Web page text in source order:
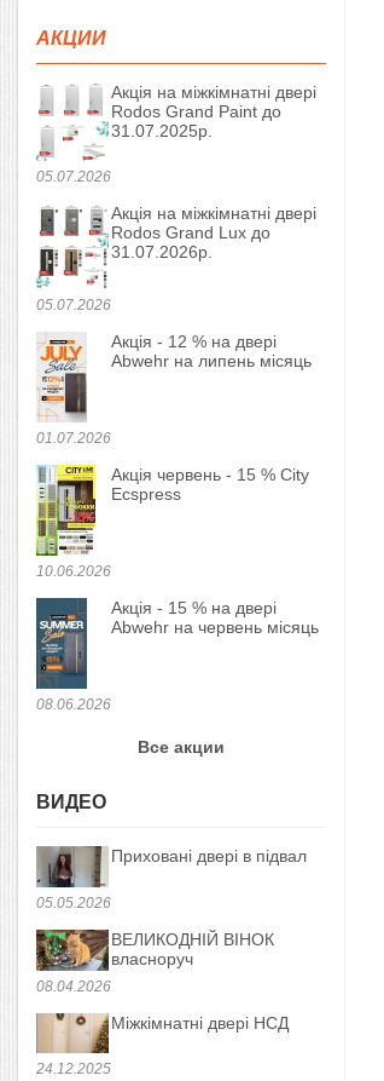
АКЦИИ
05.07.2026
Акція на міжкімнатні двері
Rodos Grand Paint до
31.07.2025р.
05.07.2026
Акція на міжкімнатні двері
Rodos Grand Lux до
31.07.2026р.
01.07.2026
Акція - 12 % на двері
Abwehr на липень місяць
10.06.2026
Акція червень - 15 % City
Ecspress
08.06.2026
Акція - 15 % на двері
Abwehr на червень місяць
Все акции
ВИДЕО
05.05.2026
Приховані двері в підвал
08.04.2026
ВЕЛИКОДНІЙ ВІНОК
власноруч
24.12.2025
Міжкімнатні двері НСД